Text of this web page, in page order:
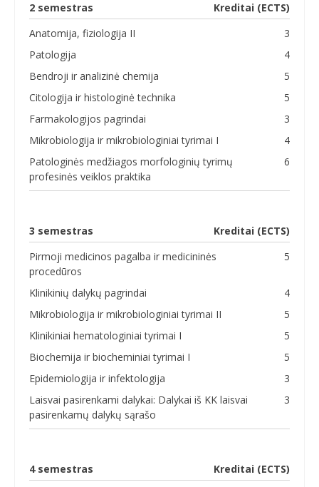
2 semestras
Kreditai (ECTS)
Anatomija, fiziologija II
3
Patologija
4
Bendroji ir analizinė chemija
5
Citologija ir histologinė technika
5
Farmakologijos pagrindai
3
Mikrobiologija ir mikrobiologiniai tyrimai I
4
Patologinės medžiagos morfologinių tyrimų
profesinės veiklos praktika
6
3 semestras
Kreditai (ECTS)
Pirmoji medicinos pagalba ir medicininės
procedūros
5
Klinikinių dalykų pagrindai
4
Mikrobiologija ir mikrobiologiniai tyrimai II
5
Klinikiniai hematologiniai tyrimai I
5
Biochemija ir biocheminiai tyrimai I
5
Epidemiologija ir infektologija
3
Laisvai pasirenkami dalykai: Dalykai iš KK laisvai
pasirenkamų dalykų sąrašo
3
4 semestras
Kreditai (ECTS)